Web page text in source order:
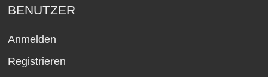
BENUTZER
Anmelden
Registrieren